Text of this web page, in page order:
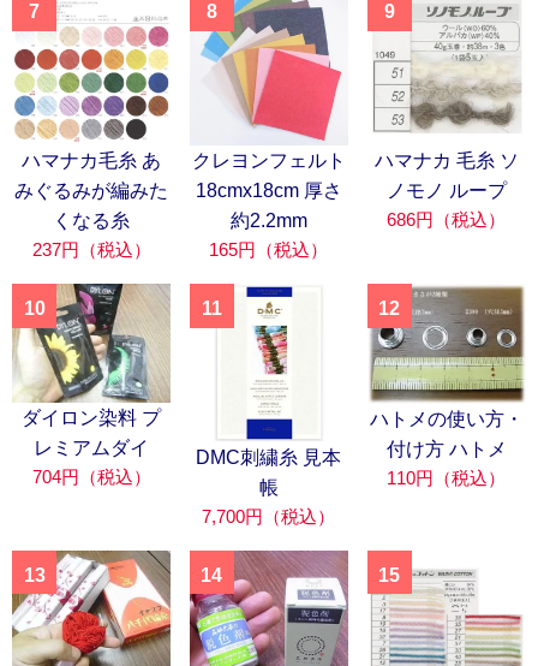
7
ハマナカ毛糸 あ
みぐるみが編みた
くなる糸
237円（税込）
8
クレヨンフェルト
18cmx18cm 厚さ
約2.2mm
165円（税込）
9
ハマナカ 毛糸 ソ
ノモノ ループ
686円（税込）
10
ダイロン染料 プ
レミアムダイ
704円（税込）
11
DMC刺繍糸 見本
帳
7,700円（税込）
12
ハトメの使い方・
付け方 ハトメ
110円（税込）
13 14 15